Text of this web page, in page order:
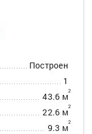
Построен
1
43.6 м2
22.6 м2
9.3 м2